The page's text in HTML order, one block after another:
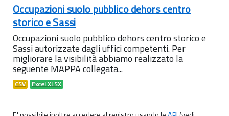
Occupazioni suolo pubblico dehors centro
storico e Sassi
Occupazioni suolo pubblico dehors centro storico e
Sassi autorizzate dagli uffici competenti. Per
migliorare la visibilità abbiamo realizzato la
seguente MAPPA collegata...
CSV Excel XLSX